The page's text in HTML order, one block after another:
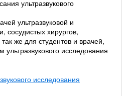
ультразвукового
ультразвуковой и
сосудистых хирургов,
же для студентов и врачей,
исследования
исследования